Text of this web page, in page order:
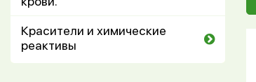
Красители и химические
реактивы